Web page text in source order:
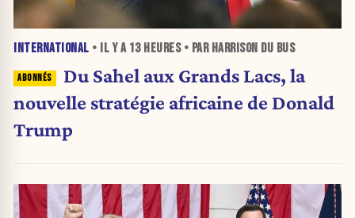
INTERNATIONAL • IL Y A 13 HEURES• PAR HARRISON DU BUS
Du Sahel aux Grands Lacs, la
nouvelle stratégie africaine de Donald
Trump